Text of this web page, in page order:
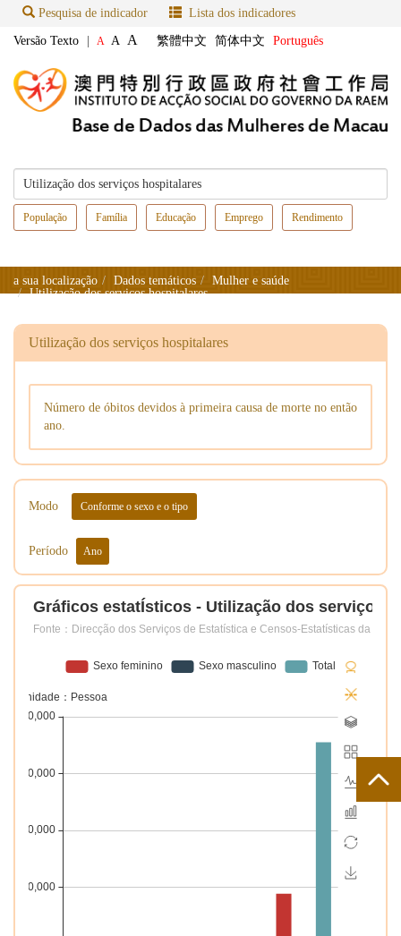
Pesquisa de indicador Lista dos indicadores
Versão Texto A A A 繁體中文 简体中文 Português
População Família Educação Emprego Rendimento
a sua localização Dados temáticos
Mulher e saúde
Utilização dos serviços hospitalares
Utilização dos serviços hospitalares
Número de óbitos devidos à primeira causa de morte no então
ano.
Modo Conforme o sexo e o tipo
Período Ano